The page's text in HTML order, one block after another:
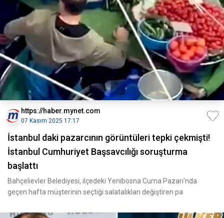
https://haber.mynet.com
07 Kasım 2025 17:17
İstanbul daki pazarcının görüntüleri tepki çekmişti!
İstanbul Cumhuriyet Başsavcılığı soruşturma
başlattı
Bahçelievler Belediyesi, ilçedeki Yenibosna Cuma Pazarı'nda
geçen hafta müşterinin seçtiği salatalıkları değiştiren pa